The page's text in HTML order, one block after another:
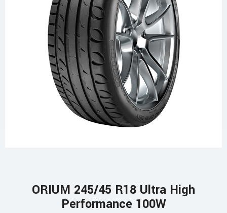
ORIUM 245/45 R18 Ultra High
Performance 100W